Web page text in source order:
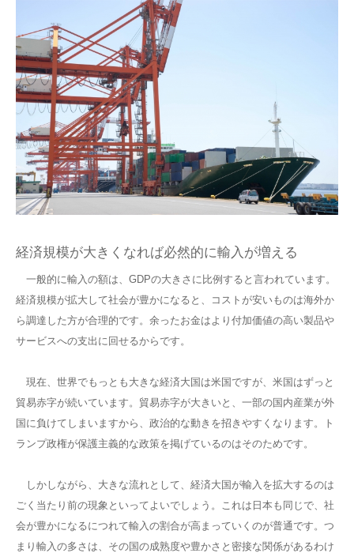
経済規模が大きくなれば必然的に輸入が増える
一般的に輸入の額は、GDPの大きさに比例すると言われています。
経済規模が拡大して社会が豊かになると、コストが安いものは海外か
ら調達した方が合理的です。余ったお金はより付加価値の高い製品や
サービスへの支出に回せるからです。
現在、世界でもっとも大きな経済大国は米国ですが、米国はずっと
貿易赤字が続いています。貿易赤字が大きいと、一部の国内産業が外
国に負けてしまいますから、政治的な動きを招きやすくなります。ト
ランプ政権が保護主義的な政策を掲げているのはそのためです。
しかしながら、大きな流れとして、経済大国が輸入を拡大するのは
ごく当たり前の現象といってよいでしょう。これは日本も同じで、社
会が豊かになるにつれて輸入の割合が高まっていくのが普通です。つ
まり輸入の多さは、その国の成熟度や豊かさと密接な関係があるわけ